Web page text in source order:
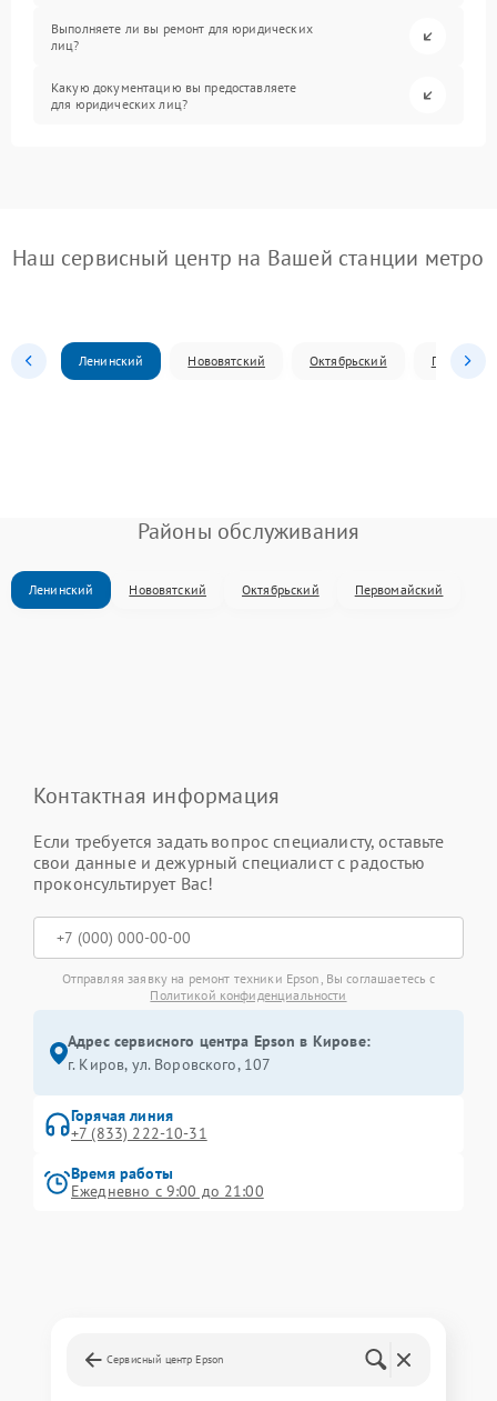
Выполняете ли вы ремонт для юридических
лиц?
Какую документацию вы предоставляете
для юридических лиц?
Наш сервисный центр на Вашей станции метро
Ленинский Нововятский Октябрьский
Районы обслуживания
Ленинский Нововятский Октябрьский Первомайский
Контактная информация
Если требуется задать вопрос специалисту, оставьте
свои данные и дежурный специалист с радостью
проконсультирует Вас!
Отправляя заявку на ремонт техники Epson, Вы соглашаетесь с
Политикой конфиденциальности
Адрес сервисного центра Epson в Кирове:
г. Киров, ул. Воровского, 107
Горячая линия
+7 (833) 222-10-31
Время работы
Ежедневно с 9:00 до 21:00
Сервисный центр Epson